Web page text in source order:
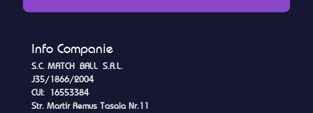
Info Companie
S.C. MATCH BALL S.R.L.
J35/1866/2004
CUI: 16553384
Str. Martir Remus Tasala Nr.11